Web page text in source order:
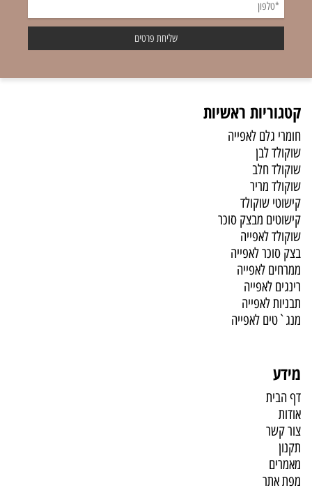
קטגוריות ראשיות
חומרי גלם לאפייה
שוקולד לבן
שוקולד חלב
שוקולד מריר
קישוטי שוקולד
קישוטים מבצק סוכר
שוקולד לאפייה
בצק סוכר לאפייה
ממרחים לאפייה
רינגים לאפייה
תבניות לאפייה
מנג`טים לאפייה
מידע
דף הבית
אודות
צור קשר
תקנון
מאמרים
מפת אתר